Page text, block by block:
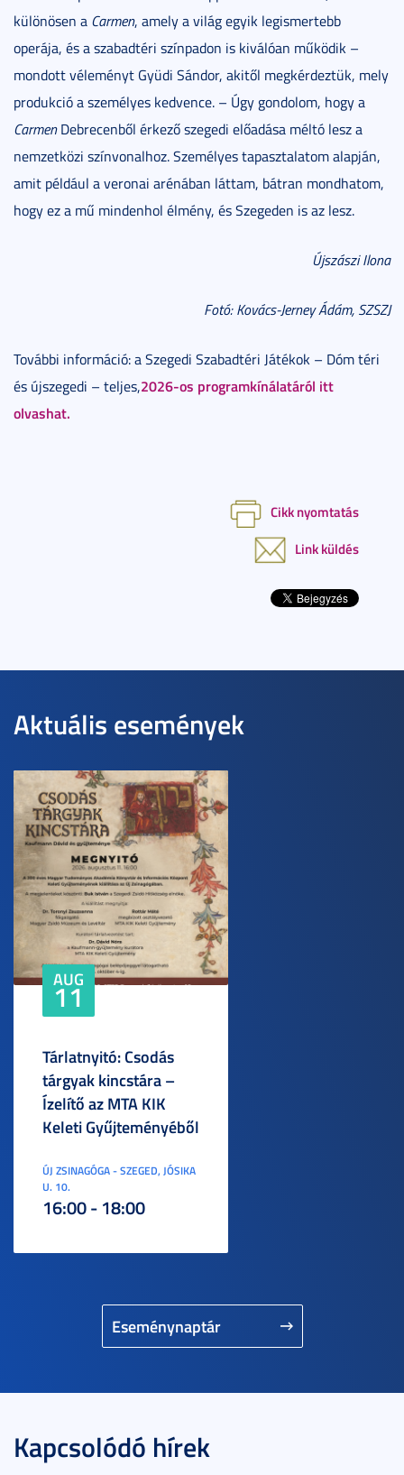
különösen a Carmen, amely a világ egyik legismertebb
operája, és a szabadtéri színpadon is kiválóan működik –
mondott véleményt Gyüdi Sándor, akitől megkérdeztük, mely
produkció a személyes kedvence. – Úgy gondolom, hogy a
CarmenDebrecenből érkező szegedi előadása méltó lesz a
nemzetközi színvonalhoz. Személyes tapasztalatom alapján,
amit például a veronai arénában láttam, bátran mondhatom,
hogy ez a mű mindenhol élmény, és Szegeden is az lesz.
Újszászi Ilona
Fotó: Kovács-Jerney Ádám, SZSZJ
További információ: a Szegedi Szabadtéri Játékok – Dóm téri
és újszegedi – teljes,2026-os programkínálatáról itt
olvashat.
Cikk nyomtatás
Link küldés
Aktuális események
Eseménynaptár
AUG
11
Tárlatnyitó: Csodás
tárgyak kincstára –
Ízelítő az MTA KIK
Keleti Gyűjteményéből
ÚJ ZSINAGÓGA - SZEGED, JÓSIKA
U. 10.
16:00 - 18:00
Kapcsolódó hírek